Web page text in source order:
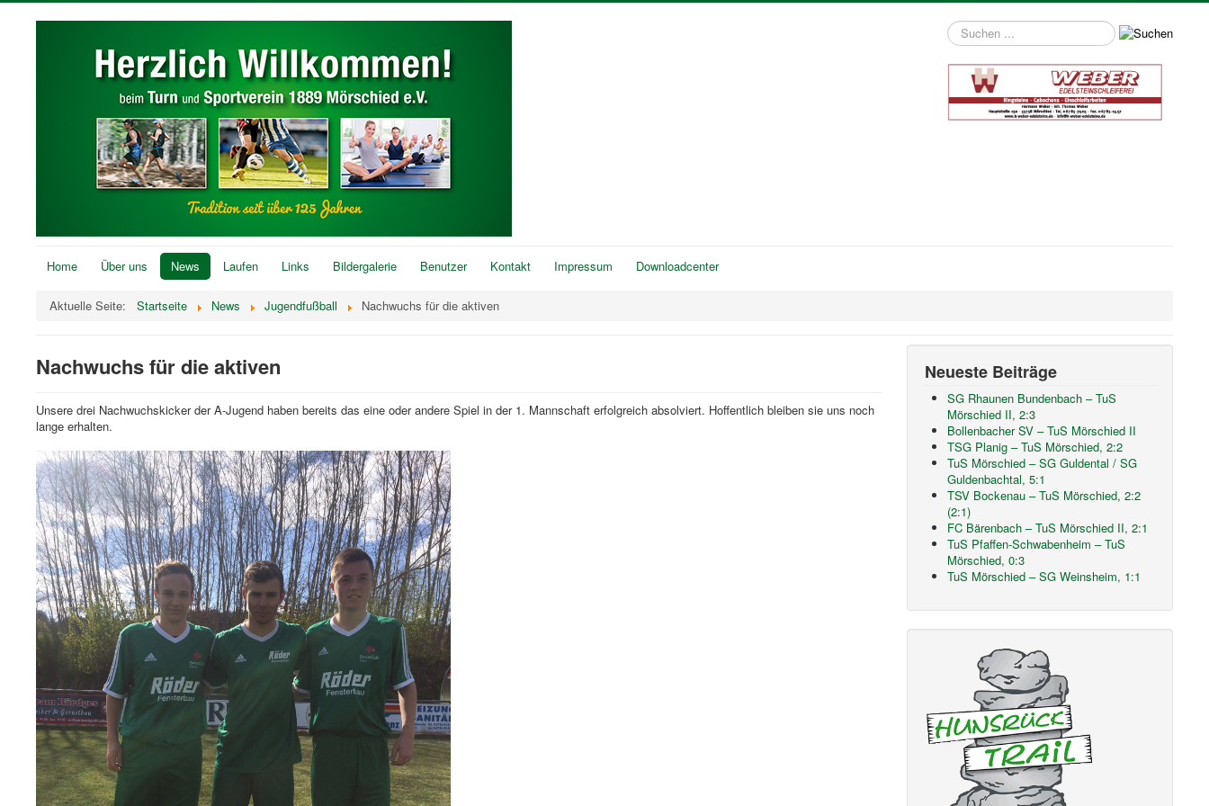
Suchen
...
Home Über uns News Laufen Links Bildergalerie Benutzer Kontakt Impressum Downloadcenter
Aktuelle Seite: Startseite News Jugendfußball Nachwuchs für die aktiven
Nachwuchs für die aktiven
Unsere drei Nachwuchskicker der A-Jugend haben bereits das eine oder andere Spiel in der 1. Mannschaft erfolgreich absolviert. Hoffentlich bleiben sie uns noch
lange erhalten.
Neueste Beiträge
SG Rhaunen Bundenbach – TuS
Mörschied II, 2:3
Bollenbacher SV – TuS Mörschied II
TSG Planig – TuS Mörschied, 2:2
TuS Mörschied – SG Guldental / SG
Guldenbachtal, 5:1
TSV Bockenau – TuS Mörschied, 2:2
(2:1)
FC Bärenbach – TuS Mörschied II, 2:1
TuS Pfaffen-Schwabenheim – TuS
Mörschied, 0:3
TuS Mörschied – SG Weinsheim, 1:1